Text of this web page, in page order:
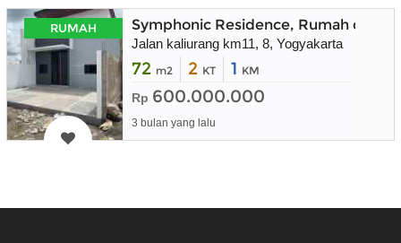
RUMAH Symphonic Residence, Rumah dekat
Jalan kaliurang km11, 8, Yogyakarta
72 m2 2 KT 1 KM
Rp 600.000.000
3 bulan yang lalu